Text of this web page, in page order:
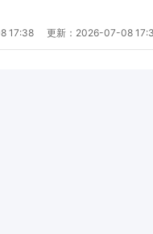
17:38 更新： 2026-07-08